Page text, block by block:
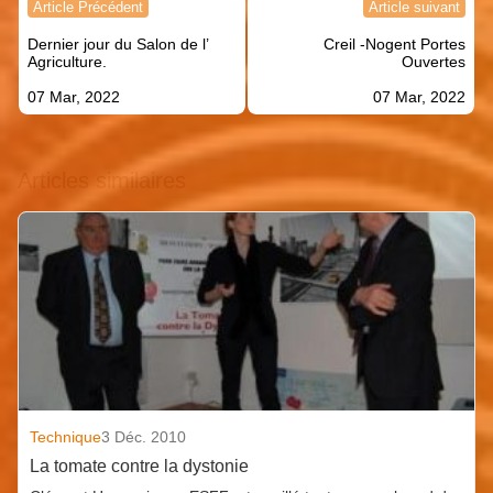
l’article
Article Précédent
Dernier jour du Salon de l’
Agriculture.
07 Mar, 2022
Article suivant
Creil -Nogent Portes
Ouvertes
07 Mar, 2022
Articles similaires
Technique3 Déc. 2010
La tomate contre la dystonie